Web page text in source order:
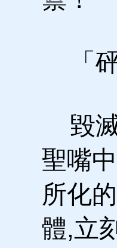
「砰
毀滅
聖嘴
所化
體,立